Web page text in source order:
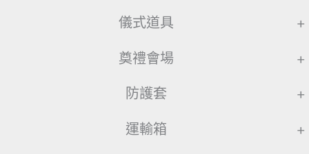
儀式道具 +
奠禮會場 +
防護套 +
運輸箱 +